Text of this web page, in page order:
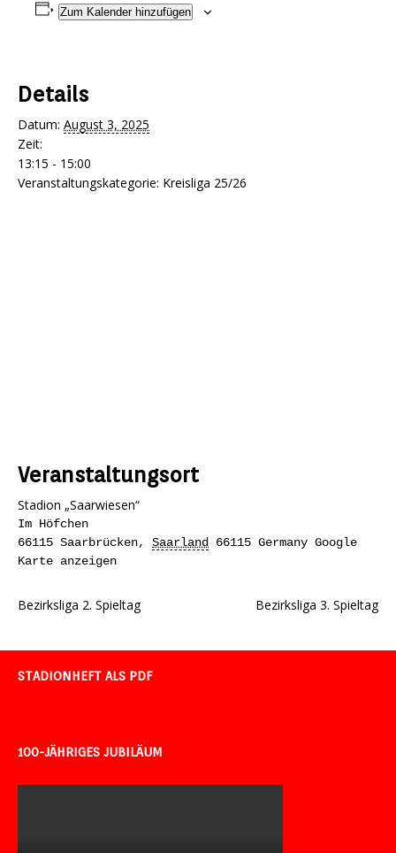
Zum Kalender hinzufügen
Details
Datum: August 3, 2025
Zeit:
13:15 - 15:00
Veranstaltungskategorie: Kreisliga 25/26
Veranstaltungsort
Stadion „Saarwiesen“
Im Höfchen
66115 Saarbrücken, Saarland 66115 Germany Google
Karte anzeigen
Bezirksliga 2. Spieltag Bezirksliga 3. Spieltag
STADIONHEFT ALS PDF
100-JÄHRIGES JUBILÄUM